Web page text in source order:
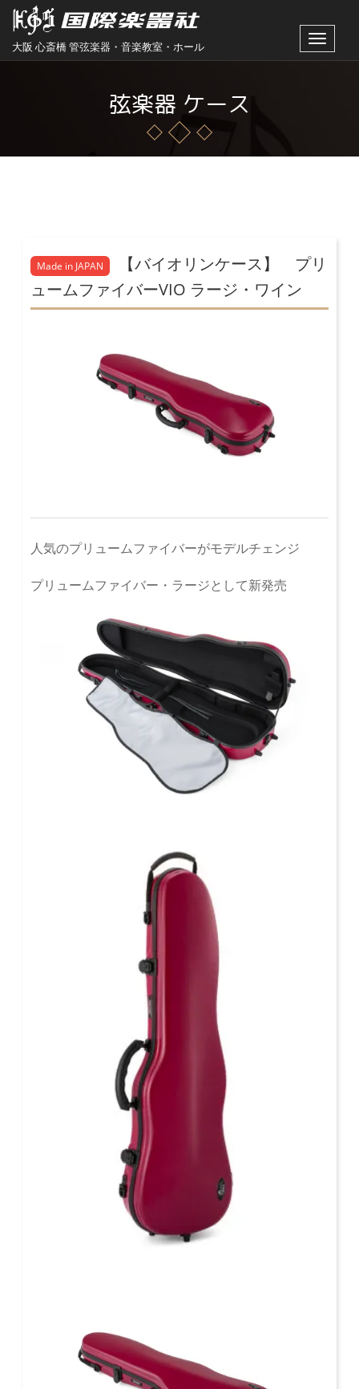
大阪 心斎橋 管弦楽器・音楽教室・ホール
Toggle
弦楽器 ケース
Made in JAPAN
【バイオリンケース】 プリ
ュームファイバーVIO ラージ・ワイン
人気のプリュームファイバーがモデルチェンジ
プリュームファイバー・ラージとして新発売